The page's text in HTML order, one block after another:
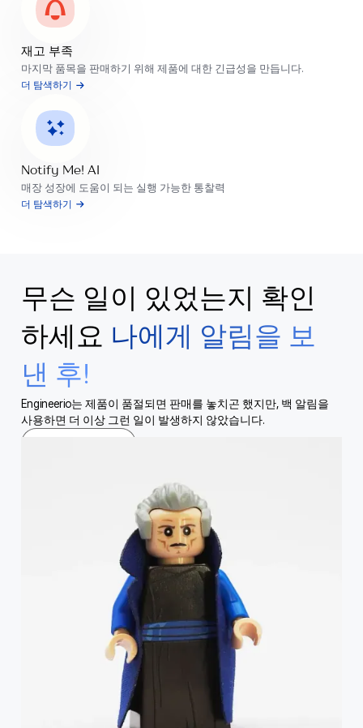
재고 부족
마지막 품목을 판매하기 위해 제품에 대한 긴급성을 만듭니다.
더 탐색하기
Notify Me! AI
매장 성장에 도움이 되는 실행 가능한 통찰력
더 탐색하기
무슨 일이 있었는지 확인
하세요 나에게 알림을 보
낸 후!
Engineerio는 제품이 품절되면 판매를 놓치곤 했지만, 백 알림을
사용하면 더 이상 그런 일이 발생하지 않았습니다.